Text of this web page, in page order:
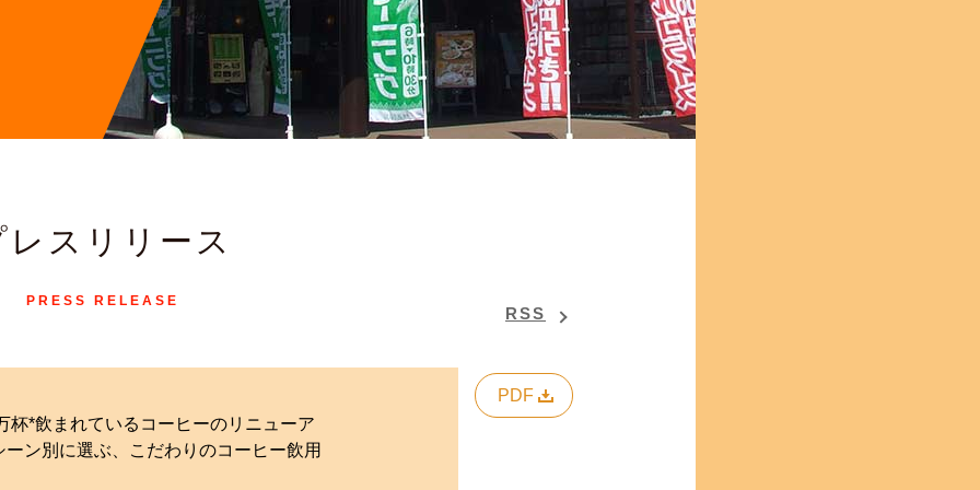
レスリリース
PRESS RELEASE
RSS
杯*飲まれているコーヒーのリニューア
ン別に選ぶ、こだわりのコーヒー飲用
PDF